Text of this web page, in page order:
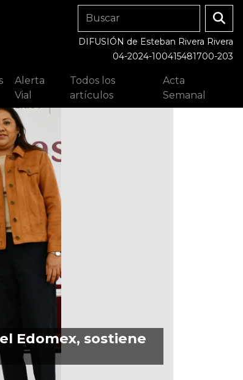
DIFUSIÓN de Esteban Rivera Rivera
04-2024-100415481700-203
Alerta
Vial
Todos los
artículos
Acta
Semanal
Edomex, sostiene